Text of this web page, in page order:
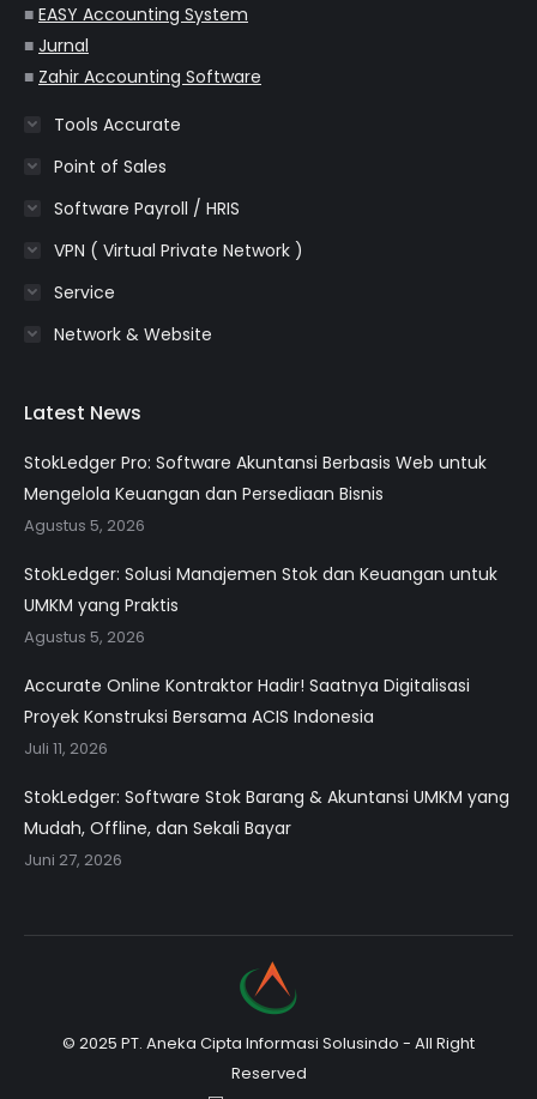
■ EASY Accounting System
■ Jurnal
■ Zahir Accounting Software
Tools Accurate
Point of Sales
Software Payroll / HRIS
VPN ( Virtual Private Network )
Service
Network & Website
Latest News
StokLedger Pro: Software Akuntansi Berbasis Web untuk
Mengelola Keuangan dan Persediaan Bisnis
Agustus 5, 2026
StokLedger: Solusi Manajemen Stok dan Keuangan untuk
UMKM yang Praktis
Agustus 5, 2026
Accurate Online Kontraktor Hadir! Saatnya Digitalisasi
Proyek Konstruksi Bersama ACIS Indonesia
Juli 11, 2026
StokLedger: Software Stok Barang & Akuntansi UMKM yang
Mudah, Offline, dan Sekali Bayar
Juni 27, 2026
© 2025 PT. Aneka Cipta Informasi Solusindo - All Right
Reserved